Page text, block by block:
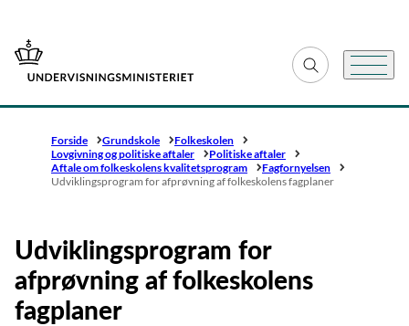
Gå til forsiden Fold søgefelt ud
Menu
Forside Grundskole
Folkeskolen
Lovgivning og politiske aftaler
Politiske aftaler
Aftale om folkeskolens kvalitetsprogram
Fagfornyelsen
Udviklingsprogram for afprøvning af folkeskolens fagplaner
Udviklingsprogram for
afprøvning af folkeskolens
fagplaner